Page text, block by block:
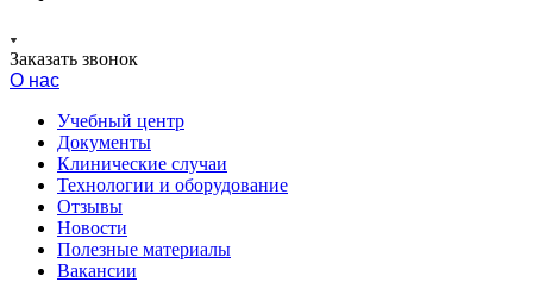
Заказать звонок
О нас
Учебный центр
Документы
Клинические случаи
Технологии и оборудование
Отзывы
Новости
Полезные материалы
Вакансии